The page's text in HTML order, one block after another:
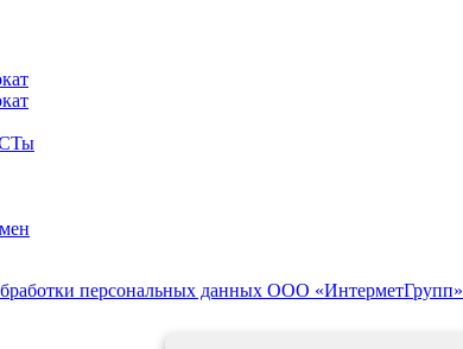
персональных данных ООО «ИнтерметГрупп»